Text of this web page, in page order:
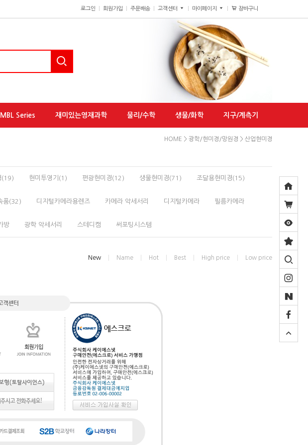
로그인 회원가입 주문배송 고객센터 마이페이지 장바구니
Series 재미있는영재과학 물리/수학 생물/화학 지구/계측기
HOME > 광학/현미경/망원경 > 산업현미경
(19) 현미투영기(1) 편광현미경(12) 생물현미경(71) 조달용현미경(15)
품(32) 디지털카메라용렌즈 카메라 악세서리 디지털카메라 필름카메라
방 광학 악세서리 스테디캠 써포팅시스템
New Name Hot Best High price Low price